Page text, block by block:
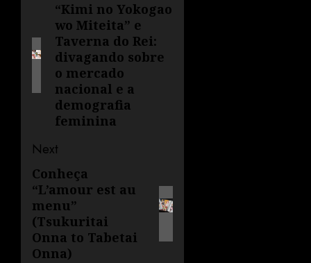
“Kimi no Yokogao
wo Miteita” e
Taverna do Rei:
divagando sobre
o mercado
nacional e a
demografia
feminina
Next
Conheça
“L’amour est au
menu”
(Tsukuritai
Onna to Tabetai
Onna)